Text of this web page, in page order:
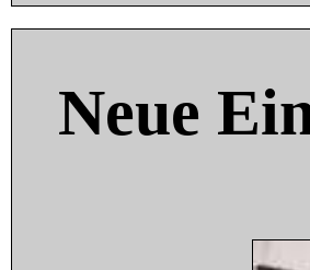
Neue